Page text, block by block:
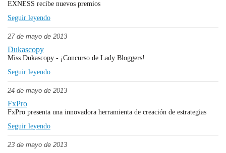
EXNESS recibe nuevos premios
Seguir leyendo
27 de mayo de 2013
Dukascopy
Miss Dukascopy - ¡Concurso de Lady Bloggers!
Seguir leyendo
24 de mayo de 2013
FxPro
FxPro presenta una innovadora herramienta de creación de estrategias
Seguir leyendo
23 de mayo de 2013